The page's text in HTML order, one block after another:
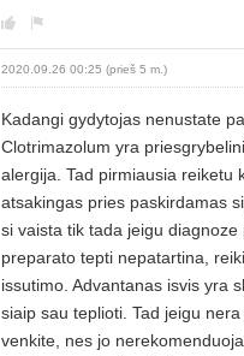
2020.09.26 00:25 (prieš 5 m.)
Kadangi gydytojas nenustate
Clotrimazolum yra
alergija. Tad pirmiausia reiketu
atsakingas pries paskirdamas
si vaista tik tada jeigu
preparato tepti nepatartina,
issutimo. Advantanas isvis yra
siaip sau teplioti. Tad jeigu
venkite, nes jo